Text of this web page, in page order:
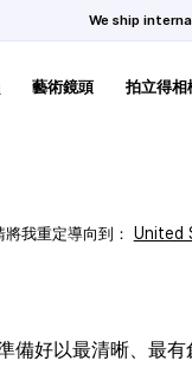
We ship
藝術鏡頭 拍立得相
我重定導向到： United
好以最清晰、最